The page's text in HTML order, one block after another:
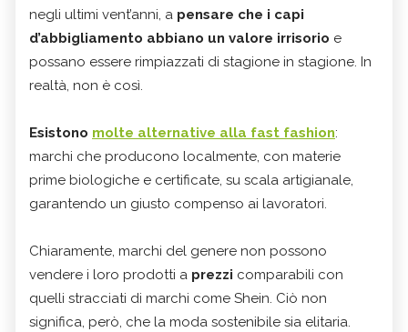
negli ultimi vent’anni, a pensare che i capi
d’abbigliamento abbiano un valore irrisorio e
possano essere rimpiazzati di stagione in stagione. In
realtà, non è così.
Esistono molte alternative alla fast fashion:
marchi che producono localmente, con materie
prime biologiche e certificate, su scala artigianale,
garantendo un giusto compenso ai lavoratori.
Chiaramente, marchi del genere non possono
vendere i loro prodotti a prezzi comparabili con
quelli stracciati di marchi come Shein. Ciò non
significa, però, che la moda sostenibile sia elitaria.